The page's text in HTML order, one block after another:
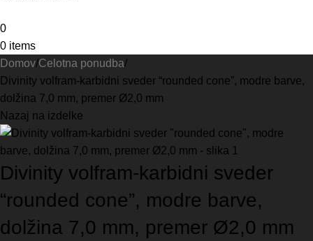
0
0 items
Domov Celotna ponudba
Divinity volfram-karbidni sveder “rounded cone”, modre barve,
dolžina 7,0 mm, premer Ø2,0 mm
Nazaj na izdelke
Divinity volfram-karbidni sveder
“rounded cone”, modre barve,
dolžina 7,0 mm, premer Ø2,0 mm